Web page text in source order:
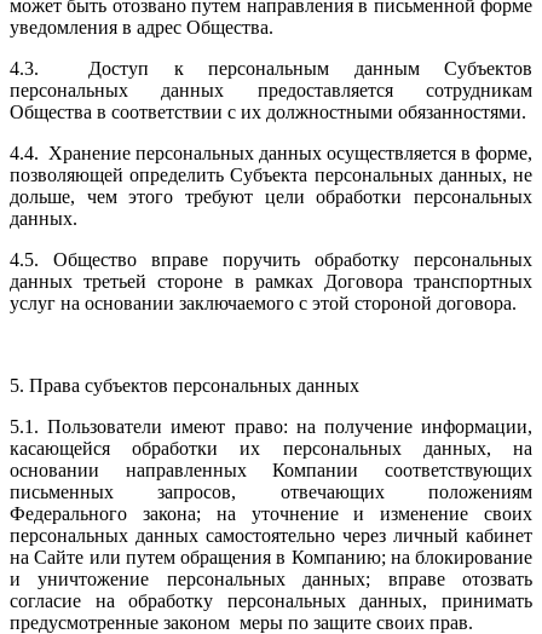
может быть отозвано путем направления в письменной форме
уведомления в адрес Общества.
4.3. Доступ к персональным данным Субъектов
персональных данных предоставляется сотрудникам
Общества в соответствии с их должностными обязанностями.
4.4. Хранение персональных данных осуществляется в форме,
позволяющей определить Субъекта персональных данных, не
дольше, чем этого требуют цели обработки персональных
данных.
4.5. Общество вправе поручить обработку персональных
данных третьей стороне в рамках Договора транспортных
услуг на основании заключаемого с этой стороной договора.
5. Права субъектов персональных данных
5.1. Пользователи имеют право: на получение информации,
касающейся обработки их персональных данных, на
основании направленных Компании соответствующих
письменных запросов, отвечающих положениям
Федерального закона; на уточнение и изменение своих
персональных данных самостоятельно через личный кабинет
на Сайте или путем обращения в Компанию; на блокирование
и уничтожение персональных данных; вправе отозвать
согласие на обработку персональных данных, принимать
предусмотренные законом меры по защите своих прав.